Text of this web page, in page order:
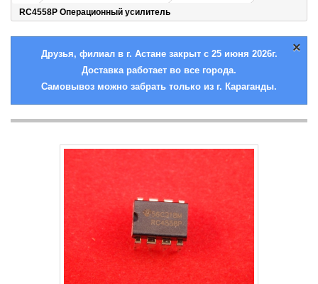
RC4558P Операционный усилитель
×
Друзья, филиал в г. Астане закрыт с 25 июня 2026г.
Доставка работает во все города.
Самовывоз можно забрать только из г. Караганды.